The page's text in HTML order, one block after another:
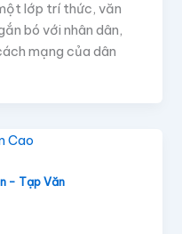
lớp trí thức, văn
bó với nhân dân,
mạng của dân
- Tạp Văn